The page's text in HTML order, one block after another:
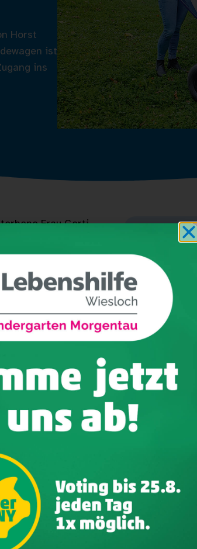
Horst
ist
ins
Frau Gerti
unheilbaren Form von
ein positiver
Reisen mit ihrem
das Paar erstmals
die Schweizer Stiftung
Liegestuhl“
zu gelangen.
im Wasser
das Element Wasser
auch eine
Und so wurde dieser
Wieslocher mit
vielen Bereichen aktiv,
Als ehemaliger
dieses Jahr mit
Als eines seiner
Lifts für
Lust
Werde
Wir
aktuellen
Jobs –